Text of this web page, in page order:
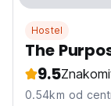
Hostel
The
9.5
0.54km od